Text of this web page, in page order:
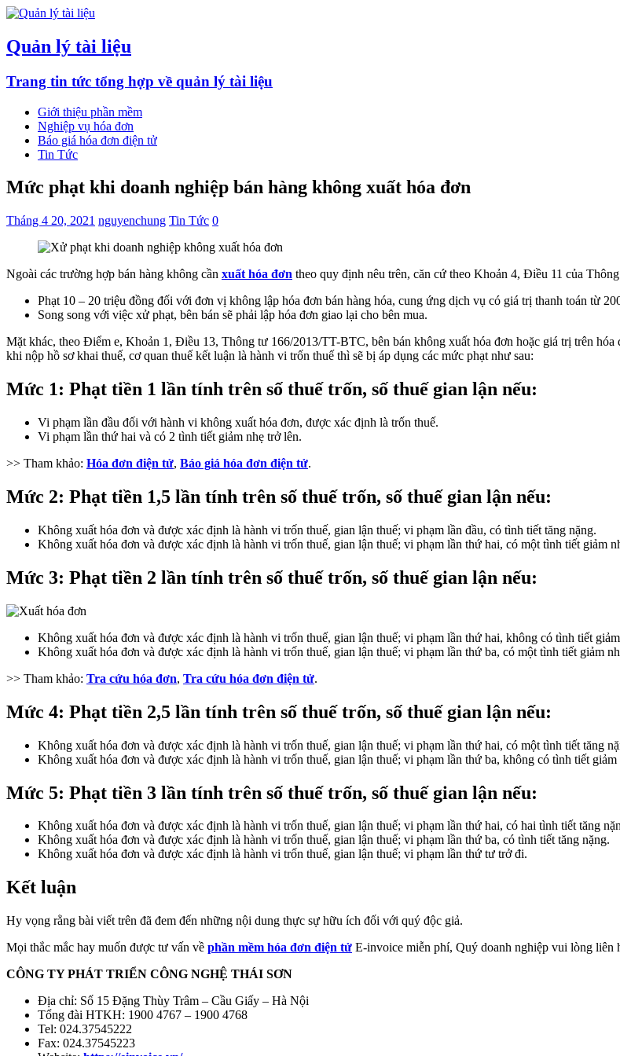
Quản lý tài liệu
Trang tin tức tổng hợp về quản lý tài liệu
Giới thiệu phần mềm
Nghiệp vụ hóa đơn
Báo giá hóa đơn điện tử
Tin Tức
Mức phạt khi doanh nghiệp bán hàng không xuất hóa đơn
Tháng 4 20, 2021 nguyenchung Tin Tức 0
Ngoài các trường hợp bán hàng không cần xuất hóa đơn theo quy định nêu trên, căn cứ theo Khoản 4, Điều 11 của
Phạt 10 – 20 triệu đồng đối với đơn vị không lập hóa đơn bán hàng hóa, cung ứng dịch vụ có giá trị thanh toán từ
Song song với việc xử phạt, bên bán sẽ phải lập hóa đơn giao lại cho bên mua.
Mặt khác, theo Điểm e, Khoản 1, Điều 13, Thông tư 166/2013/TT-BTC, bên bán không xuất hóa đơn hoặc giá trị trên hóa
khi nộp hồ sơ khai thuế, cơ quan thuế kết luận là hành vi trốn thuế thì sẽ bị áp dụng các mức phạt như sau:
Mức 1: Phạt tiền 1 lần tính trên số thuế trốn, số thuế gian lận nếu:
Vi phạm lần đầu đối với hành vi không xuất hóa đơn, được xác định là trốn thuế.
Vi phạm lần thứ hai và có 2 tình tiết giảm nhẹ trở lên.
>> Tham khảo: Hóa đơn điện tử, Báo giá hóa đơn điện tử.
Mức 2: Phạt tiền 1,5 lần tính trên số thuế trốn, số thuế gian lận nếu:
Không xuất hóa đơn và được xác định là hành vi trốn thuế, gian lận thuế; vi phạm lần đầu, có tình tiết tăng nặng.
Không xuất hóa đơn và được xác định là hành vi trốn thuế, gian lận thuế; vi phạm lần thứ hai, có một tình tiết giảm
Mức 3: Phạt tiền 2 lần tính trên số thuế trốn, số thuế gian lận nếu:
Không xuất hóa đơn và được xác định là hành vi trốn thuế, gian lận thuế; vi phạm lần thứ hai, không có tình tiết
Không xuất hóa đơn và được xác định là hành vi trốn thuế, gian lận thuế; vi phạm lần thứ ba, có một tình tiết giảm
>> Tham khảo: Tra cứu hóa đơn, Tra cứu hóa đơn điện tử.
Mức 4: Phạt tiền 2,5 lần tính trên số thuế trốn, số thuế gian lận nếu:
Không xuất hóa đơn và được xác định là hành vi trốn thuế, gian lận thuế; vi phạm lần thứ hai, có một tình tiết tăng
Không xuất hóa đơn và được xác định là hành vi trốn thuế, gian lận thuế; vi phạm lần thứ ba, không có tình tiết giảm
Mức 5: Phạt tiền 3 lần tính trên số thuế trốn, số thuế gian lận nếu:
Không xuất hóa đơn và được xác định là hành vi trốn thuế, gian lận thuế; vi phạm lần thứ hai, có hai tình tiết tăng
Không xuất hóa đơn và được xác định là hành vi trốn thuế, gian lận thuế; vi phạm lần thứ ba, có tình tiết tăng nặng.
Không xuất hóa đơn và được xác định là hành vi trốn thuế, gian lận thuế; vi phạm lần thứ tư trở đi.
Kết luận
Hy vọng rằng bài viết trên đã đem đến những nội dung thực sự hữu ích đối với quý độc giả.
Mọi thắc mắc hay muốn được tư vấn về phần mềm hóa đơn điện tử E-invoice miễn phí, Quý doanh nghiệp vui lòng liên
CÔNG TY PHÁT TRIỂN CÔNG NGHỆ THÁI SƠN
Địa chỉ: Số 15 Đặng Thùy Trâm – Cầu Giấy – Hà Nội
Tổng đài HTKH: 1900 4767 – 1900 4768
Tel: 024.37545222
Fax: 024.37545223